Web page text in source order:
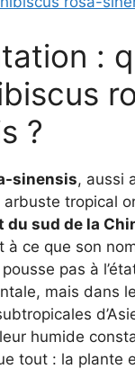
:
?
sinensis, aussi
tropical
du sud de la
à ce que son
pas à
mais dans
humide
tout : la plante